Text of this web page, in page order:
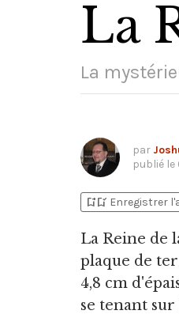
La
La
par
publié le
bookmark_addbookmark_added Enregistrer
La Reine de
plaque de
4,8 cm
se tenant